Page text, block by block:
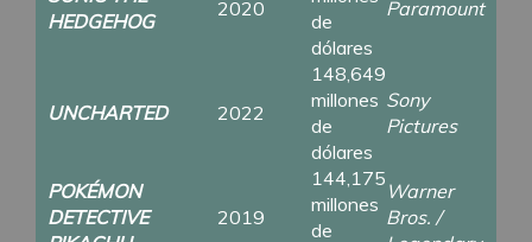
HEDGEHOG
2020
de
dólares
Paramount
UNCHARTED 2022
148,649
millones
de
dólares
Sony
Pictures
POKÉMON
DETECTIVE
2019
144,175
millones
de
Warner
Bros. /